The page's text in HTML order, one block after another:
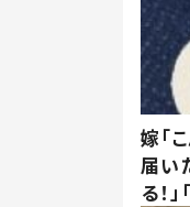
嫁「
届い
る！